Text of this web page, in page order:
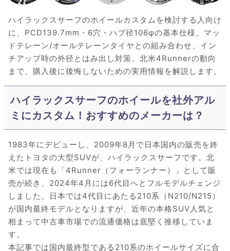
ハイラックスサーフのホイールカスタムを検討する人向け
に、PCD139.7mm・6穴・ハブ径106φの基本仕様、マッ
ドテレーン/オールテレーンタイヤとの組み合わせ、イン
チアップ時の外径とはみ出し対策、北米4Runnerの動向
まで、購入後に後悔しないための実用情報を解説します。
ハイラックスサーフのホイールを社外アル
ミにカスタム！おすすめのメーカーは？
1983年にデビューし、2009年8月で日本国内の販売を終
えたトヨタの大型SUVが、ハイラックスサーフです。北
米では現在も「4Runner（フォーランナー）」として販
売が続き、2024年4月には6代目へとフルモデルチェンジ
しました。日本では4代目にあたる210系（N210/N215）
が国内最終モデルとなりますが、近年の本格SUV人気と
相まって中古車市場での流通価格は底堅く推移していま
す。
本記事では国内最終型である210系のホイールサイズに合